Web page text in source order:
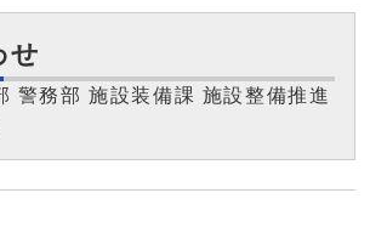
せ
警務部 施設装備課 施設整備推進